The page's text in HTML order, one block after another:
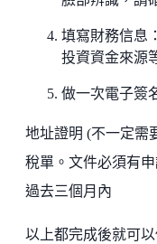
填寫財務信息
投資資金來源
做一次電子簽
地址證明 (不一定需
稅單。文件必須有
過去三個月內
以上都完成後就可